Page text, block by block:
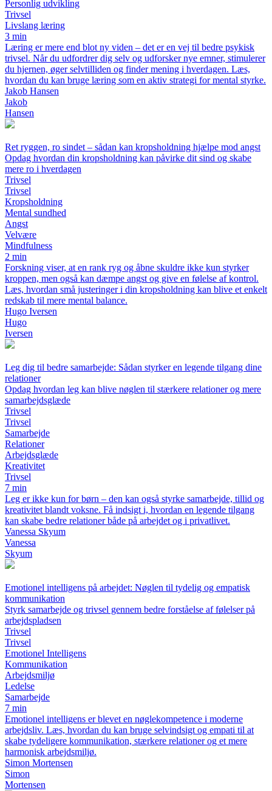
Personlig udvikling
Trivsel
Livslang læring
3 min
Læring er mere end blot ny viden – det er en vej til bedre psykisk
trivsel. Når du udfordrer dig selv og udforsker nye emner, stimulerer
du hjernen, øger selvtilliden og finder mening i hverdagen. Læs,
hvordan du kan bruge læring som en aktiv strategi for mental styrke.
Jakob Hansen
Jakob
Hansen
Ret ryggen, ro sindet – sådan kan kropsholdning hjælpe mod angst
Opdag hvordan din kropsholdning kan påvirke dit sind og skabe
mere ro i hverdagen
Trivsel
Trivsel
Kropsholdning
Mental sundhed
Angst
Velvære
Mindfulness
2 min
Forskning viser, at en rank ryg og åbne skuldre ikke kun styrker
kroppen, men også kan dæmpe angst og give en følelse af kontrol.
Læs, hvordan små justeringer i din kropsholdning kan blive et enkelt
redskab til mere mental balance.
Hugo Iversen
Hugo
Iversen
Leg dig til bedre samarbejde: Sådan styrker en legende tilgang dine
relationer
Opdag hvordan leg kan blive nøglen til stærkere relationer og mere
samarbejdsglæde
Trivsel
Trivsel
Samarbejde
Relationer
Arbejdsglæde
Kreativitet
Trivsel
7 min
Leg er ikke kun for børn – den kan også styrke samarbejde, tillid og
kreativitet blandt voksne. Få indsigt i, hvordan en legende tilgang
kan skabe bedre relationer både på arbejdet og i privatlivet.
Vanessa Skyum
Vanessa
Skyum
Emotionel intelligens på arbejdet: Nøglen til tydelig og empatisk
kommunikation
Styrk samarbejde og trivsel gennem bedre forståelse af følelser på
arbejdspladsen
Trivsel
Trivsel
Emotionel Intelligens
Kommunikation
Arbejdsmiljø
Ledelse
Samarbejde
7 min
Emotionel intelligens er blevet en nøglekompetence i moderne
arbejdsliv. Læs, hvordan du kan bruge selvindsigt og empati til at
skabe tydeligere kommunikation, stærkere relationer og et mere
harmonisk arbejdsmiljø.
Simon Mortensen
Simon
Mortensen